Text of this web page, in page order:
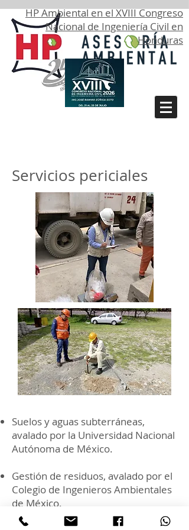
HP Ambiental en el XVIII Congreso
Nacional de Ingeniería Civil en
Honduras
Servicios periciales
Suelos y aguas subterráneas,
avalado por la Universidad Nacional
Autónoma de México.
Gestión de residuos, avalado por el
Colegio de Ingenieros Ambientales
de México.